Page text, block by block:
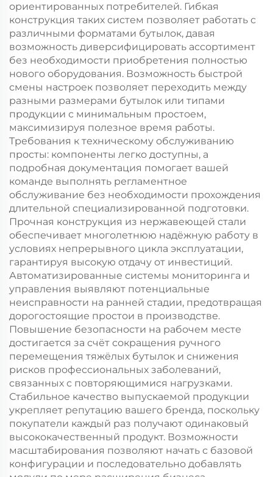
ориентированных потребителей. Гибкая
конструкция таких систем позволяет работать с
различными форматами бутылок, давая
возможность диверсифицировать ассортимент
без необходимости приобретения полностью
нового оборудования. Возможность быстрой
смены настроек позволяет переходить между
разными размерами бутылок или типами
продукции с минимальным простоем,
максимизируя полезное время работы.
Требования к техническому обслуживанию
просты: компоненты легко доступны, а
подробная документация помогает вашей
команде выполнять регламентное
обслуживание без необходимости прохождения
длительной специализированной подготовки.
Прочная конструкция из нержавеющей стали
обеспечивает многолетнюю надёжную работу в
условиях непрерывного цикла эксплуатации,
гарантируя высокую отдачу от инвестиций.
Автоматизированные системы мониторинга и
управления выявляют потенциальные
неисправности на ранней стадии, предотвращая
дорогостоящие простои в производстве.
Повышение безопасности на рабочем месте
достигается за счёт сокращения ручного
перемещения тяжёлых бутылок и снижения
рисков профессиональных заболеваний,
связанных с повторяющимися нагрузками.
Стабильное качество выпускаемой продукции
укрепляет репутацию вашего бренда, поскольку
покупатели каждый раз получают одинаковый
высококачественный продукт. Возможности
масштабирования позволяют начать с базовой
конфигурации и последовательно добавлять